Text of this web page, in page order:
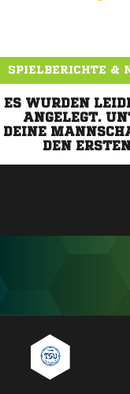
SPIELBERICHTE &
ES WURDEN
ANGELEGT.
DEINE
DEN